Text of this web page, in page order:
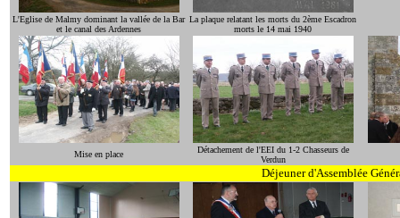
L'Eglise de Malmy dominant la vallée de la Bar
et le canal des Ardennes
La plaque relatant les morts du 2ème Escadron
morts le 14 mai 1940
Mise en place
Détachement de l'EEI du 1-2 Chasseurs de
Verdun
Déjeuner d'Assemblée